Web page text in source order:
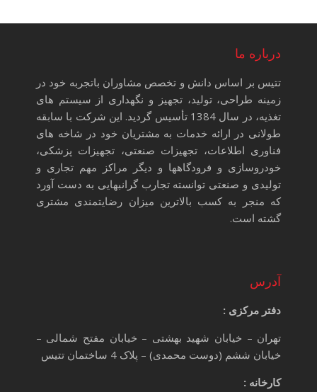
درباره ما
تتیس بر اساس دانش و تخصص مشاوران باتجربه خود در
زمینه طراحی، تولید، تجهیز و نگهداری از سیستم های
تغذیه، در سال 1384 تأسیس گردید. این شرکت با سابقه
طولانی در ارائه خدمات به مشتریان خود در شاخه های
فناوری اطلاعات، تجهیزات صنعتی، تجهیزات پزشکی،
خودروسازی و فرودگاهها و دیگر مراکز مهم تجاری و
تولیدی و صنعتی توانسته تجارب گرانبهایی به دست آورد
که منجر به کسب بالاترین میزان رضایتمندی مشتری
گشته است.
آدرس
دفتر مرکزی :
تهران – خیابان شهید بهشتی – خیابان مفتح شمالی –
خیابان ششم (دوست محمدی) – پلاک 4 ساختمان تتیس
کارخانه :